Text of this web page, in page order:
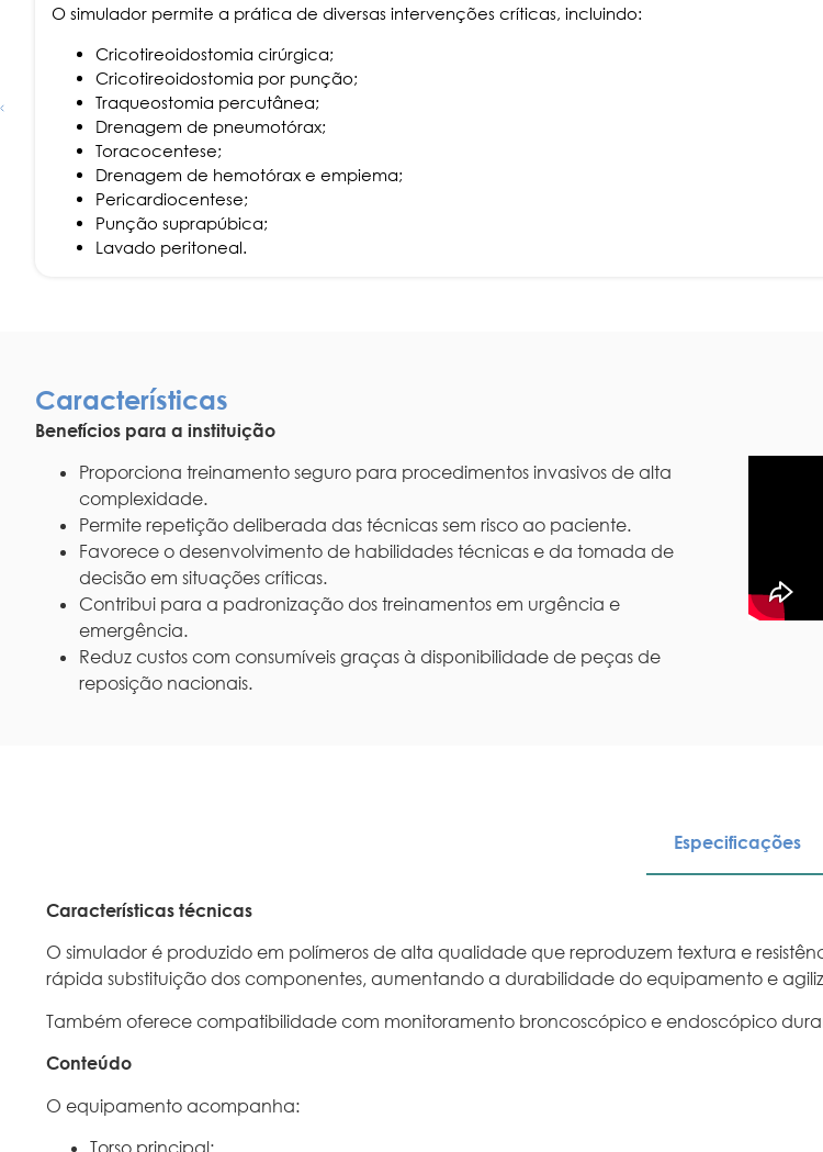
O simulador permite a prática de diversas intervenções críticas, incluindo:
Cricotireoidostomia cirúrgica;
Cricotireoidostomia por punção;
Traqueostomia percutânea;
Drenagem de pneumotórax;
Toracocentese;
Drenagem de hemotórax e empiema;
Pericardiocentese;
Punção suprapúbica;
Lavado peritoneal.
Características
Benefícios para a instituição
Proporciona treinamento seguro para procedimentos invasivos de alta
complexidade.
Permite repetição deliberada das técnicas sem risco ao paciente.
Favorece o desenvolvimento de habilidades técnicas e da tomada de
decisão em situações críticas.
Contribui para a padronização dos treinamentos em urgência e
emergência.
Reduz custos com consumíveis graças à disponibilidade de peças de
reposição nacionais.
Especificações
Características técnicas
O simulador é produzido em polímeros de alta qualidade que reproduzem textura e
rápida substituição dos componentes, aumentando a durabilidade do equipamento e
Também oferece compatibilidade com monitoramento broncoscópico e endoscópico
Conteúdo
O equipamento acompanha:
Torso principal;